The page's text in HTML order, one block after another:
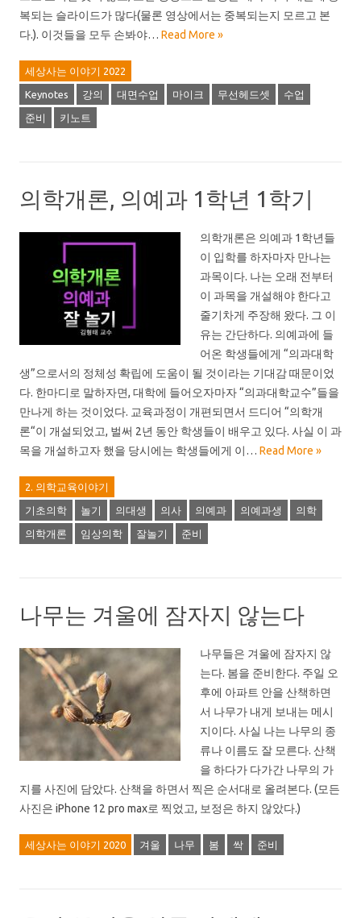
복되는 슬라이드가 많다(물론 영상에서는 중복되는지 모르고 본
다.). 이것들을 모두 손봐야… Read More »
세상사는 이야기 2022
Keynotes 강의 대면수업 마이크 무선헤드셋 수업
준비 키노트
의학개론, 의예과 1학년 1학기
의학개론은 의예과 1학년들
이 입학를 하자마자 만나는
과목이다. 나는 오래 전부터
이 과목을 개설해야 한다고
줄기차게 주장해 왔다. 그 이
유는 간단하다. 의예과에 들
어온 학생들에게 “의과대학
생”으로서의 정체성 확립에 도움이 될 것이라는 기대감 때문이었
다. 한마디로 말하자면, 대학에 들어오자마자 “의과대학교수”들을
만나게 하는 것이었다. 교육과정이 개편되면서 드디어 “의학개
론“이 개설되었고, 벌써 2년 동안 학생들이 배우고 있다. 사실 이 과
목을 개설하고자 했을 당시에는 학생들에게 이… Read More »
2. 의학교육이야기
기초의학 놀기 의대생 의사 의예과 의예과생 의학
의학개론 임상의학 잘놀기 준비
나무는 겨울에 잠자지 않는다
나무들은 겨울에 잠자지 않
는다. 봄을 준비한다. 주일 오
후에 아파트 안을 산책하면
서 나무가 내게 보내는 메시
지이다. 사실 나는 나무의 종
류나 이름도 잘 모른다. 산책
을 하다가 다가간 나무의 가
지를 사진에 담았다. 산책을 하면서 찍은 순서대로 올려본다. (모든
사진은 iPhone 12 pro max로 찍었고, 보정은 하지 않았다.)
세상사는 이야기 2020 겨울 나무 봄 싹 준비